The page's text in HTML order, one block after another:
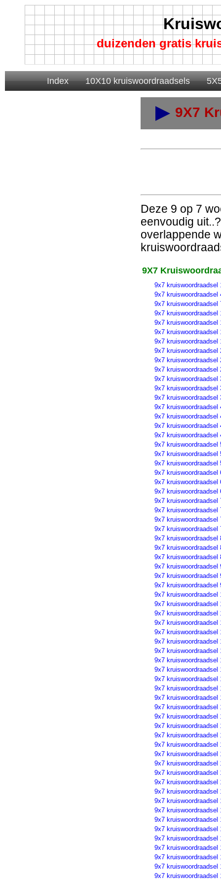
duizenden gratis
Index 10X10 kruiswoordraadsels
9X7
Deze 9 op 7
eenvoudig
overlappende
9X7
9x7 kruiswoordraadsel
9x7 kruiswoordraadsel
9x7 kruiswoordraadsel
9x7 kruiswoordraadsel
9x7 kruiswoordraadsel
9x7 kruiswoordraadsel
9x7 kruiswoordraadsel
9x7 kruiswoordraadsel
9x7 kruiswoordraadsel
9x7 kruiswoordraadsel
9x7 kruiswoordraadsel
9x7 kruiswoordraadsel
9x7 kruiswoordraadsel
9x7 kruiswoordraadsel
9x7 kruiswoordraadsel
9x7 kruiswoordraadsel
9x7 kruiswoordraadsel
9x7 kruiswoordraadsel
9x7 kruiswoordraadsel
9x7 kruiswoordraadsel
9x7 kruiswoordraadsel
9x7 kruiswoordraadsel
9x7 kruiswoordraadsel
9x7 kruiswoordraadsel
9x7 kruiswoordraadsel
9x7 kruiswoordraadsel
9x7 kruiswoordraadsel
9x7 kruiswoordraadsel
9x7 kruiswoordraadsel
9x7 kruiswoordraadsel
9x7 kruiswoordraadsel
9x7 kruiswoordraadsel
9x7 kruiswoordraadsel
9x7 kruiswoordraadsel
9x7 kruiswoordraadsel
9x7 kruiswoordraadsel
9x7 kruiswoordraadsel
9x7 kruiswoordraadsel
9x7 kruiswoordraadsel
9x7 kruiswoordraadsel
9x7 kruiswoordraadsel
9x7 kruiswoordraadsel
9x7 kruiswoordraadsel
9x7 kruiswoordraadsel
9x7 kruiswoordraadsel
9x7 kruiswoordraadsel
9x7 kruiswoordraadsel
9x7 kruiswoordraadsel
9x7 kruiswoordraadsel
9x7 kruiswoordraadsel
9x7 kruiswoordraadsel
9x7 kruiswoordraadsel
9x7 kruiswoordraadsel
9x7 kruiswoordraadsel
9x7 kruiswoordraadsel
9x7 kruiswoordraadsel
9x7 kruiswoordraadsel
9x7 kruiswoordraadsel
9x7 kruiswoordraadsel
9x7 kruiswoordraadsel
9x7 kruiswoordraadsel
9x7 kruiswoordraadsel
9x7 kruiswoordraadsel
9x7 kruiswoordraadsel